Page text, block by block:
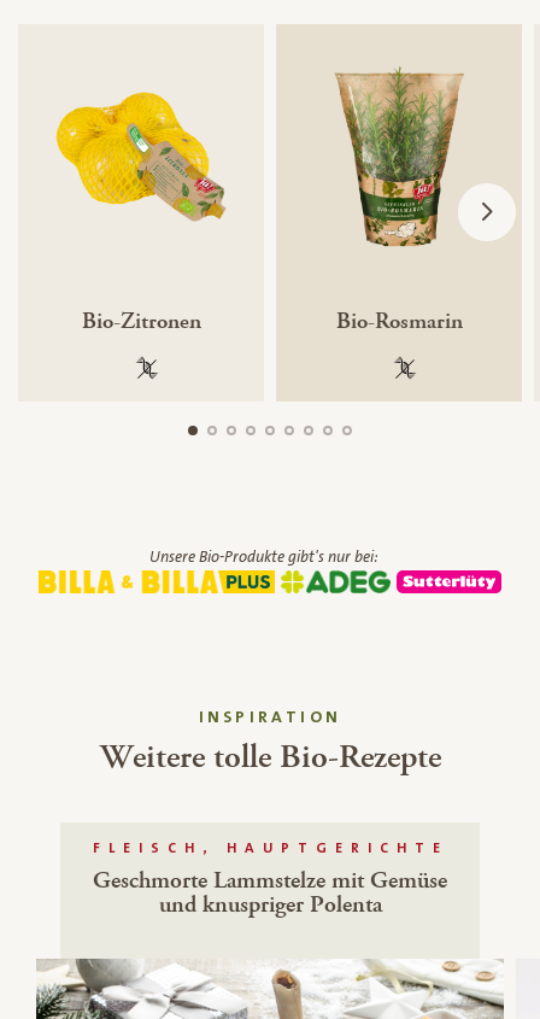
Bio-Zitronen
100 % gentechnikfrei
Bio-Rosmarin
100 %
Unsere Bio-Produkte gibt's nur bei:
INSPIRATION
Weitere tolle Bio-Rezepte
FLEISCH, HAUPTGERICHTE
Geschmorte Lammstelze mit Gemüse
und knuspriger Polenta